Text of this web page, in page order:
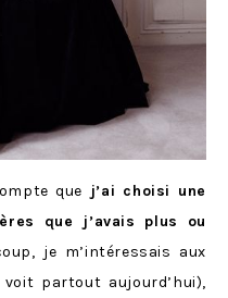
que j’ai choisi une
que j’avais plus ou
je m’intéressais aux
partout aujourd’hui),